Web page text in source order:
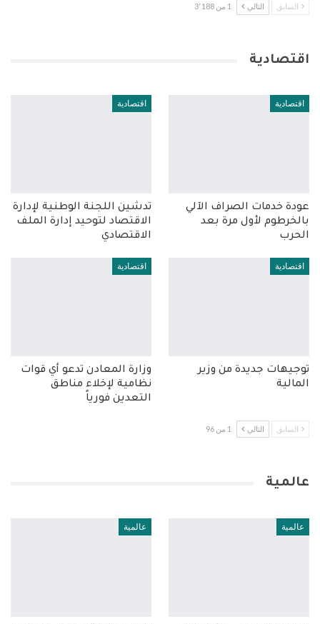
السابق التالي 1 من 3٬188
اقتصادية
اقتصادية
عودة خدمات الصراف الآلي
بالخرطوم لأول مرة بعد
الحرب
اقتصادية
تدشين اللجنة الوطنية لإدارة
الاقتصاد لتوحيد إدارة الملف
الاقتصادي
اقتصادية
توجيهات جديدة من وزير
المالية
اقتصادية
وزارة المعادن تدعو أي قوات
نظامية لإخلاء مناطق
التعدين فورياً
السابق التالي 1 من 96
عالمية
عالمية عالمية